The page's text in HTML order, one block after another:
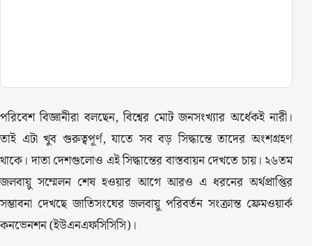
পরিবেশ বিজ্ঞানীরা বলছেন, বিশ্বের মোট জনসংখ্যার অর্ধেকই নারী।
তাই এটা খুব গুরুত্বপূর্ণ, যাতে সব বড় সিদ্ধান্তে তাদের অংশগ্রহণ
থাকে। দাতা দেশগুলোও এই সিদ্ধান্তের বাস্তবায়ন দেখতে চায়। ২৬তম
জলবায়ু সম্মেলন শেষ হওয়ার আগে আরও এ ধরনের অর্থপ্রাপ্তির
সম্ভাবনা দেখছে জাতিসংঘের জলবায়ু পরিবর্তন সংক্রান্ত ফ্রেমওয়ার্ক
কনভেনশন (ইউএনএফসিসিসি)।